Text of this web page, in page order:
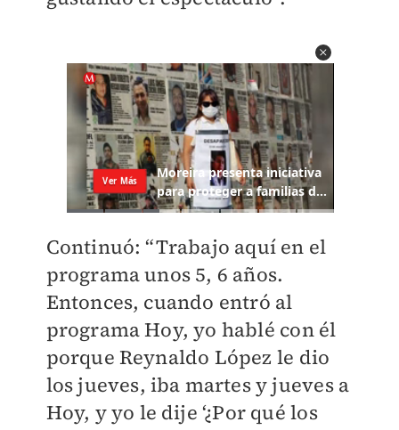
Continuó: “Trabajo aquí en el
programa unos 5, 6 años.
Entonces, cuando entró al
programa Hoy, yo hablé con él
porque Reynaldo López le dio
los jueves, iba martes y jueves a
Hoy, y yo le dije ‘¿Por qué los